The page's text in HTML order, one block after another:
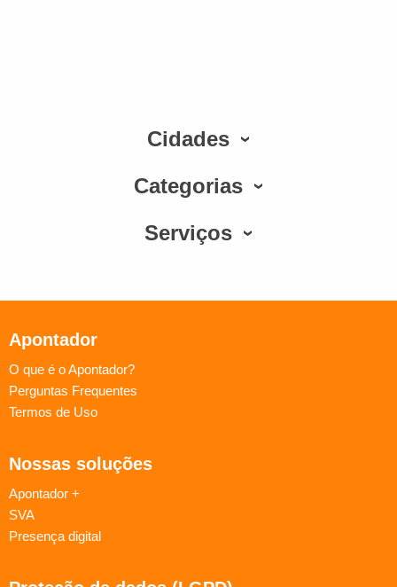
Cidades
Categorias
Serviços
Apontador
O que é o Apontador?
Perguntas Frequentes
Termos de Uso
Nossas soluções
Apontador +
SVA
Presença digital